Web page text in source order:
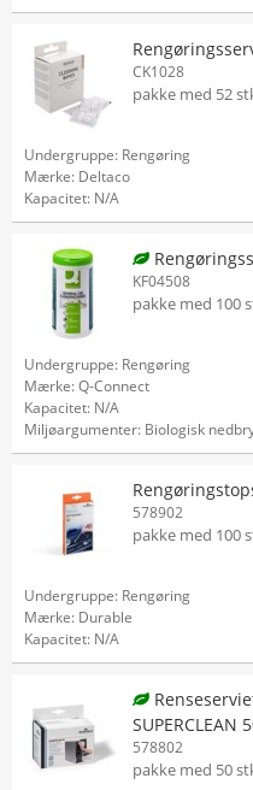
CK1028
pakke med 52
Undergruppe: Rengøring
Mærke: Deltaco
Kapacitet: N/A
KF04508
pakke med 100
Undergruppe: Rengøring
Mærke: Q-Connect
Kapacitet: N/A
Miljøargumenter: Biologisk
578902
pakke med 100
Undergruppe: Rengøring
Mærke: Durable
Kapacitet: N/A
SUPERCLEAN
578802
pakke med 50